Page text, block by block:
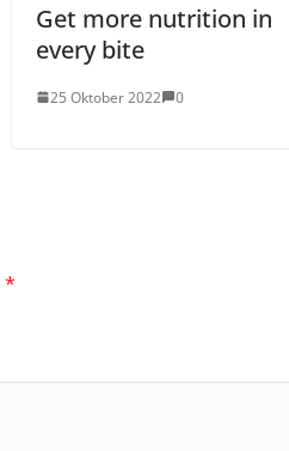
Get more nutrition in
every bite
25 Oktober 2022 0
*